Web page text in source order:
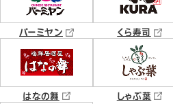
バーミヤン くら寿司
はなの舞 しゃぶ葉